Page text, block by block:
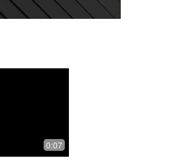
Your auto
service are
0:07